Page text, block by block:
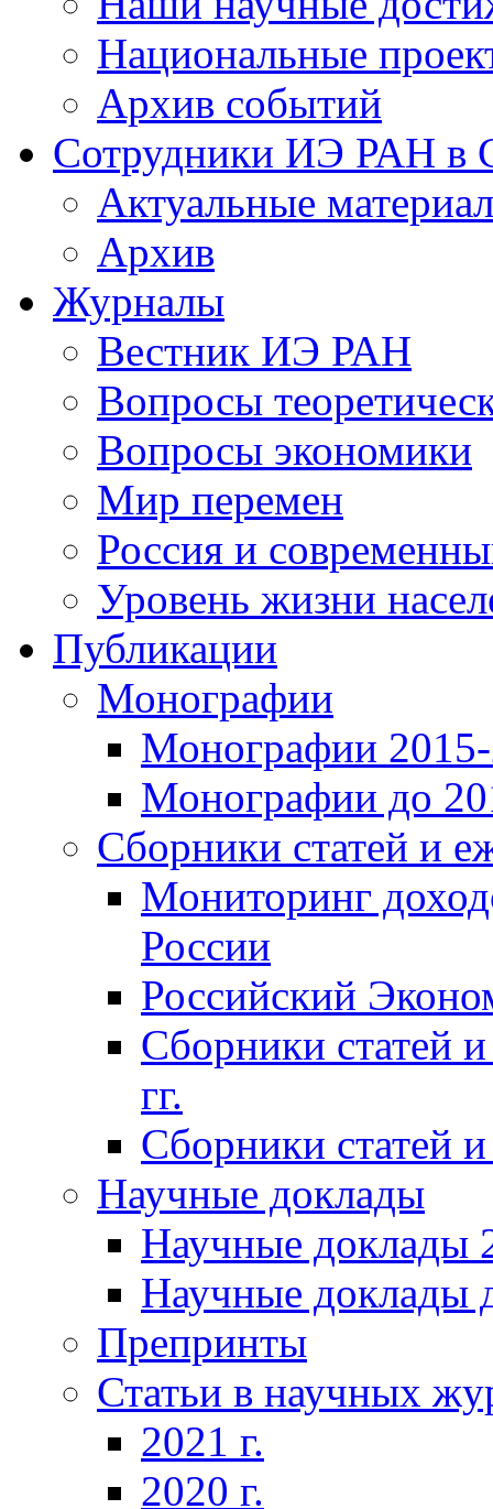
Национальные
Архив событий
Сотрудники ИЭ РАН
Актуальные
Архив
Журналы
Вестник ИЭ РАН
Вопросы
Вопросы экономики
Мир перемен
Россия и
Уровень жизни
Публикации
Монографии
Монографии 2015-
Монографии до
Сборники статей и
Мониторинг
России
Российский
Сборники статей
гг.
Сборники статей
Научные доклады
Научные доклады
Научные доклады
Препринты
Статьи в научных
2021 г.
2020 г.